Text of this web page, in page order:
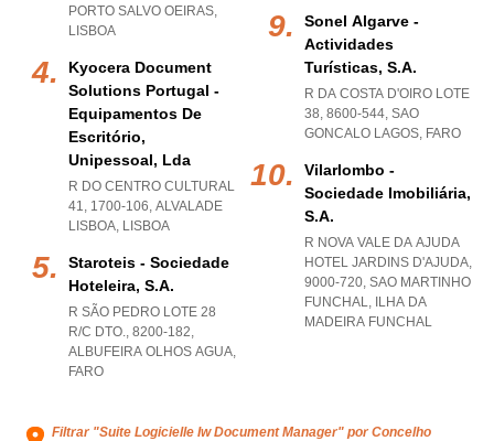
PORTO SALVO OEIRAS,
LISBOA
Kyocera Document
Solutions Portugal -
Equipamentos De
Escritório,
Unipessoal, Lda
R DO CENTRO CULTURAL
41, 1700-106, ALVALADE
LISBOA, LISBOA
Staroteis - Sociedade
Hoteleira, S.a.
R SÃO PEDRO LOTE 28
R/C DTO., 8200-182,
ALBUFEIRA OLHOS AGUA,
FARO
Sonel Algarve -
Actividades
Turísticas, S.a.
R DA COSTA D'OIRO LOTE
38, 8600-544, SAO
GONCALO LAGOS, FARO
Vilarlombo -
Sociedade Imobiliária,
S.a.
R NOVA VALE DA AJUDA
HOTEL JARDINS D'AJUDA,
9000-720, SAO MARTINHO
FUNCHAL, ILHA DA
MADEIRA FUNCHAL
Filtrar "Suite Logicielle Iw Document Manager" por Concelho